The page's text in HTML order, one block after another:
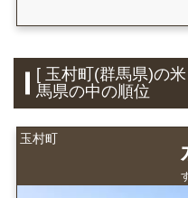
[ 玉村町(群馬県)の
馬県の中の順位
玉村町